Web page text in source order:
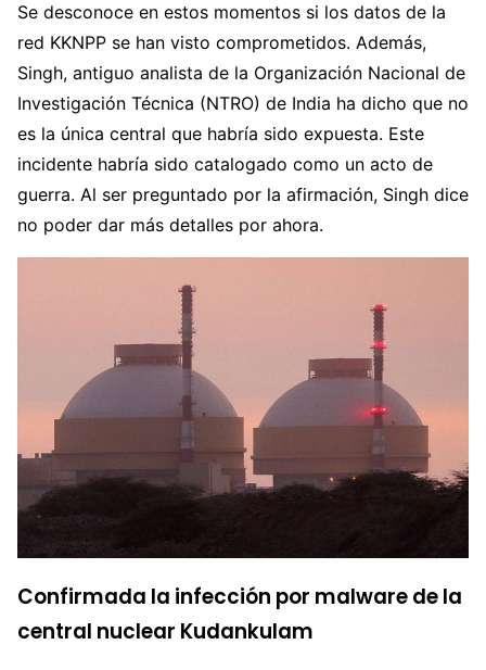
Se desconoce en estos momentos si los datos de la
red KKNPP se han visto comprometidos. Además,
Singh, antiguo analista de la Organización Nacional de
Investigación Técnica (NTRO) de India ha dicho que no
es la única central que habría sido expuesta. Este
incidente habría sido catalogado como un acto de
guerra. Al ser preguntado por la afirmación, Singh dice
no poder dar más detalles por ahora.
Confirmada la infección por malware de la
central nuclear Kudankulam